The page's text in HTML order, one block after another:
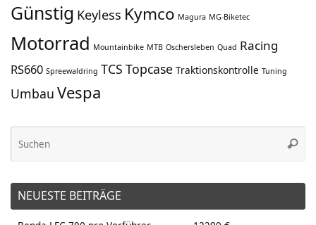
Günstig Keyless Kymco Magura MG-Biketec
Motorrad Mountainbike MTB Oschersleben Quad Racing
RS660 Spreewaldring TCS Topcase Traktionskontrolle Tuning
Umbau Vespa
NEUESTE BEITRÄGE